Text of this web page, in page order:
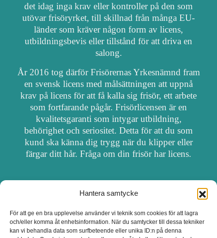
Hantera samtycke
För att ge en bra upplevelse använder vi teknik som cookies för att lagra
och/eller komma åt enhetsinformation. När du samtycker till dessa tekniker
kan vi behandla data som surfbeteende eller unika ID:n på denna
det idag inga krav eller kontroller på den som
utövar frisöryrket, till skillnad från många EU-
länder som kräver någon form av licens,
utbildningsbevis eller tillstånd för att driva en
salong.
År 2016 tog därför Frisörernas Yrkesnämnd fram
en svensk licens med målsättningen att uppnå
krav på licens för att få kalla sig frisör, ett arbete
som fortfarande pågår. Frisörlicensen är en
kvalitetsgaranti som intygar utbildning,
behörighet och seriositet. Detta för att du som
kund ska känna dig trygg när du klipper eller
färgar ditt hår. Fråga om din frisör har licens.
OM FRISÖRSÖK
UPPDATERA SALONG